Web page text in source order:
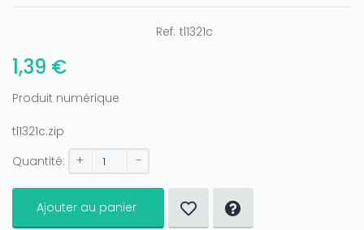
Ref: tl1321c
1,39 €
Produit numérique
tl1321c.zip
Quantité:
+ -
Ajouter au panier